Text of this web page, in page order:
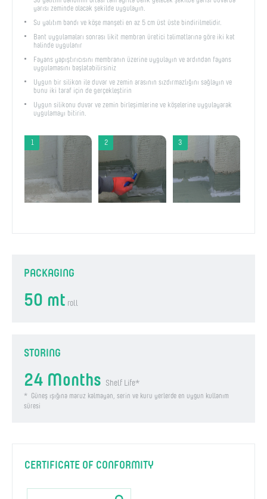
yarısı zeminde olacak şekilde uygulayın.
Su yalıtım bandı ve köşe manşeti en az 5 cm üst üste bindirilmelidir.
Bant uygulamaları sonrası likit membran üretici talimatlarına göre iki kat
halinde uygulanır
Fayans yapıştırıcısını membranın üzerine uygulayın ve ardından fayans
uygulamasını başlatabilirsiniz
Uygun bir silikon ile duvar ve zemin arasının sızdırmazlığını sağlayın ve
bunu iki taraf için de gerçekleştirin
Uygun silikonu duvar ve zemin birleşimlerine ve köşelerine uygulayarak
uygulamayı bitirin.
PACKAGING
50 mt roll
STORING
24 Months Shelf Life*
* Güneş ışığına maruz kalmayan, serin ve kuru yerlerde en uygun kullanım
süresi
CERTIFICATE OF CONFORMITY